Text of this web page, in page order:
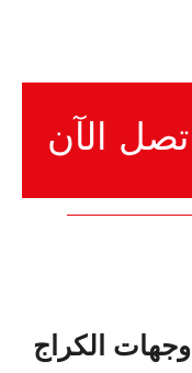
الآن
وجهات الكراج